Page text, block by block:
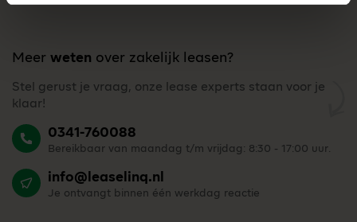
Meer weten over zakelijk leasen?
Stel gerust je vraag, onze lease experts staan voor je
klaar!
0341-760088
Bereikbaar van maandag t/m vrijdag: 8:30 - 17:00 uur.
info@leaselinq.nl
Je ontvangt binnen één werkdag reactie